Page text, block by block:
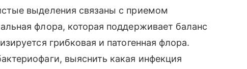
выделения связаны с приемом
флора, которая поддерживает баланс
грибковая и патогенная флора.
выяснить какая инфекция